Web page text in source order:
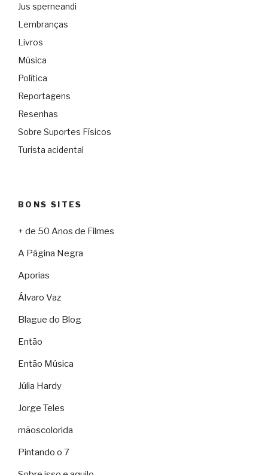
Jus sperneandi
Lembranças
Livros
Música
Política
Reportagens
Resenhas
Sobre Suportes Físicos
Turista acidental
BONS SITES
+ de 50 Anos de Filmes
A Página Negra
Aporias
Álvaro Vaz
Blague do Blog
Então
Então Música
Júlia Hardy
Jorge Teles
mãoscolorida
Pintando o 7